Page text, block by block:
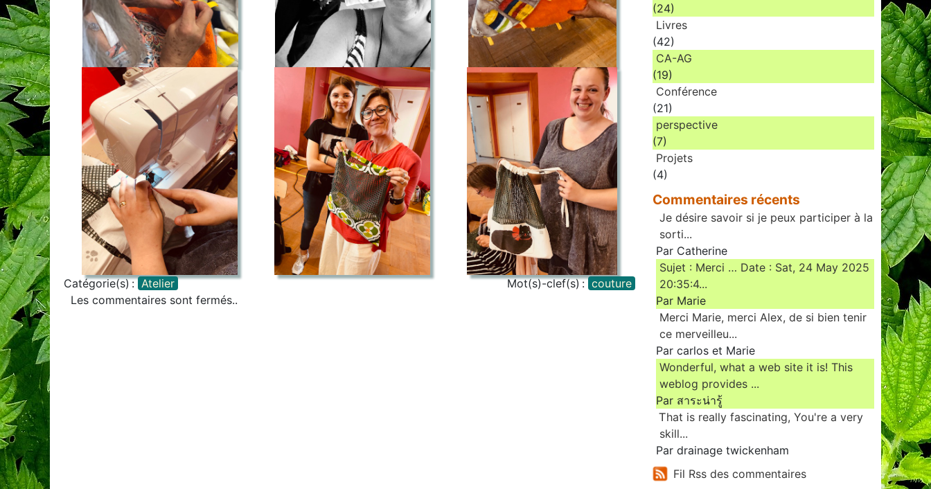
Catégorie(s) : Atelier Mot(s)-clef(s) : couture
Les commentaires sont fermés..
(24)
Livres
(42)
CA-AG
(19)
Conférence
(21)
perspective
(7)
Projets
(4)
Commentaires récents
Je désire savoir si je peux participer à la
sorti...
Par Catherine
Sujet : Merci … Date : Sat, 24 May 2025
20:35:4...
Par Marie
Merci Marie, merci Alex, de si bien tenir
ce merveilleu...
Par carlos et Marie
Wonderful, what a web site it is! This
weblog provides ...
Par สาระน่ารู้
Ꭲhat is really fascinating, You'rе a very
skill...
Par drainage twickenham
Fil Rss des commentaires